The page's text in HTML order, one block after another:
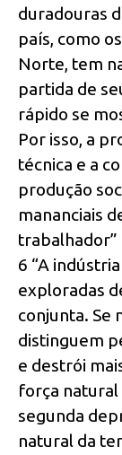
duradouras
país, como
Norte, tem
partida de
rápido se
Por isso, a
técnica e a
produção
mananciais
trabalhador”
6 “A
exploradas
conjunta. Se
distinguem
e destrói
força natural
segunda
natural da